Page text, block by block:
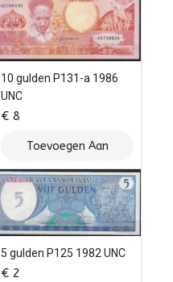
10 gulden P131-a 1986
UNC
€ 8
Toevoegen Aan
Winkelwagen
5 gulden P125 1982 UNC
€ 2